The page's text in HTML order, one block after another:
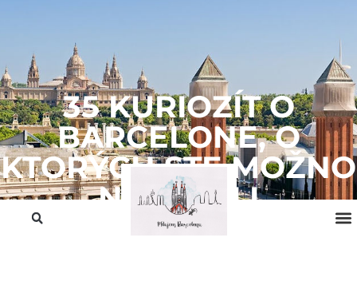
35 KURIOZÍT O
BARCELONE, O
KTORÝCH STE MOŽNO
NEVEDELI